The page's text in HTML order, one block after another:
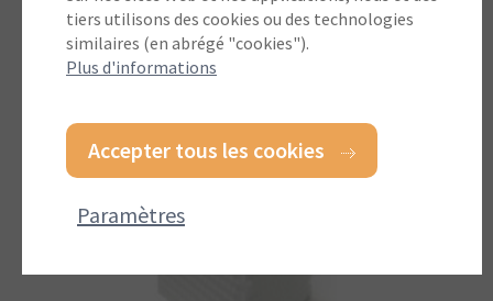
tiers utilisons des cookies ou des technologies
similaires (en abrégé "cookies").
Plus d'informations
Accepter tous les cookies
Paramètres